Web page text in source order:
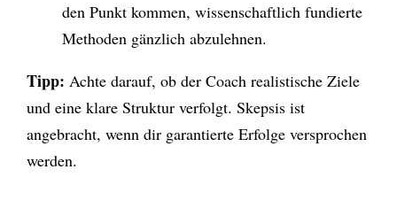
den Punkt kommen, wissenschaftlich fundierte
Methoden gänzlich abzulehnen.
Tipp: Achte darauf, ob der Coach realistische Ziele
und eine klare Struktur verfolgt. Skepsis ist
angebracht, wenn dir garantierte Erfolge versprochen
werden.